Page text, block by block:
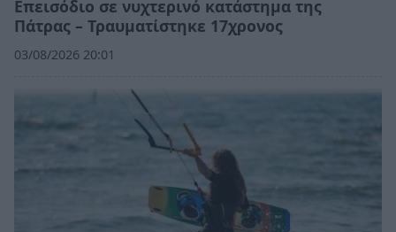
Επεισόδιο σε νυχτερινό κατάστημα της
Πάτρας – Τραυματίστηκε 17χρονος
03/08/2026 20:01